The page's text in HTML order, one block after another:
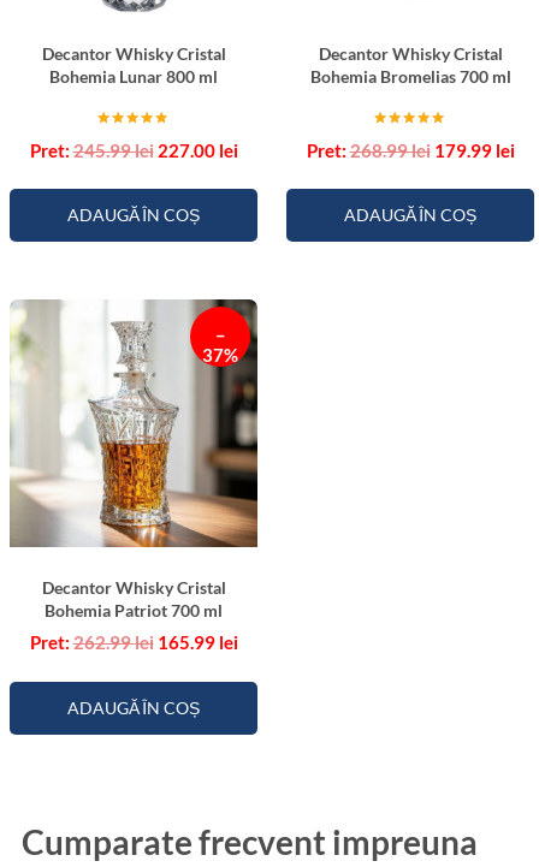
Decantor Whisky Cristal
Bohemia Lunar 800 ml
5.00
245.99lei Prețul
a
fost:
227.00 leiPrețul
este:
ADAUGĂ ÎN COȘ
Decantor Whisky Cristal
Bohemia Bromelias 700 ml
5.00
268.99lei Prețul
a
fost:
179.99 lei
ADAUGĂ ÎN COȘ
–
37%
Decantor Whisky Cristal
Bohemia Patriot 700 ml
262.99lei Prețul
a
fost:
165.99 leiPrețul
este:
ADAUGĂ ÎN COȘ
Cumparate frecvent impreuna